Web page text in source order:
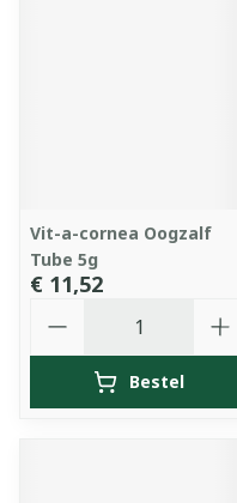
Vit-a-cornea Oogzalf
Tube 5g
€ 11,52
Bestel